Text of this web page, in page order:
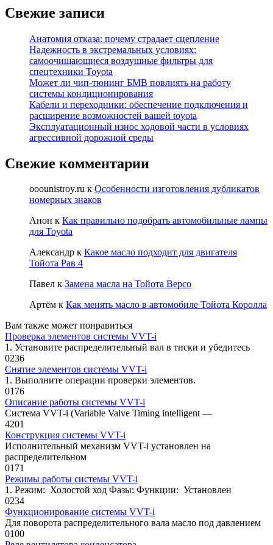
Свежие записи
Анатомия отказа: почему страдает сцепление
Надежность в экстремальных условиях:
самоочищающиеся воздушные фильтры для
спецтехники Toyota
Может ли чип-тюнинг БМВ повлиять на работу
системы кондиционирования
Кабели и переходники: обеспечение подключения и
расширение возможностей вашей toyota
Эксплуатационный износ ходовой части в условиях
агрессивной дорожной среды
Свежие комментарии
ooounistroy.ru к Особенности изготовления дубликатов
номерных знаков
Анон к Как правильно подобрать автомобильные лампы
для Toyota
Александр к Какое масло подходит для двигателя
Тойота Рав 4
Павел к Замена масла на Тойота Версо
Артём к Как менять масло в автомобиле Тойота Королла
Вам также может понравиться
Проверка элементов системы VVT-i
1. Установите распределительный вал в тиски и убедитесь
0236
Снятие элементов системы VVT-i
1. Выполните операции проверки эле­ментов.
0176
Описание работы системы VVT-i
Система VVT-i (Variable Valve Timing intelligent —
4201
Конструкция системы VVT-i
Исполнительный механизм VVT-i ус­тановлен на
распределительном
0171
Режимы работы системы VVT-i
1. Режим: Холостой ход Фазы: Функции: Установлен
0234
Функционирование системы VVT-i
Для поворота распределительного вала масло под давлением
0100